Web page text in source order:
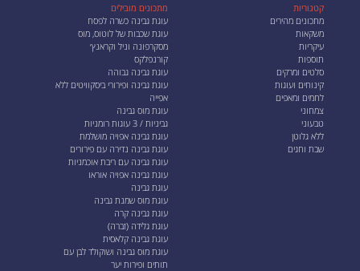
קטגוריות
מתכונים מהירים
משקאות
עיקריות
תוספות
סלטים ומרקים
קינוחים ועוגות
לחמים ומאפים
צמחוני
טבעוני
ללא גלוטן
שבת וחגים
מתכונים מובילים
עוגת גבינה כשרה לפסח
עוגת שכבות של לוטוס, מוס
מסקרפונה וניל וקראנץ׳
קורנפלקס
עוגת גבינה גבוהה
עוגת גבינה ופירורי ביסקוויטים ללא
אפייה
עוגת מוס גבינה
גביניות / 3 עוגות רומניות
עוגת גבינה אפויה מושלמת
עוגת גבינה נדירה עם פירורים
עוגת גבינה עם ריבת אוכמניות
עוגת גבינה אפויה אוראו
עוגת גבינה
עוגת מוס שמנת גבינה
עוגת גבינה קרה
עוגת גלידה (זברה)
עוגת גבינה קלאסית
עוגת מוס גבינה ושוקולד לבן עם
תותים ופירות יער